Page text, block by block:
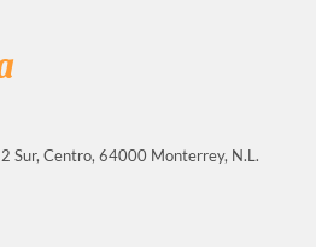
Sur, Centro, 64000 Monterrey, N.L.